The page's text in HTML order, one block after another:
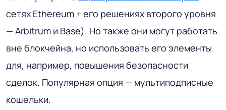
сетях Ethereum + его решениях второго уровня
— Arbitrum и Base). Но также они могут работать
вне блокчейна, но использовать его элементы
для, например, повышения безопасности
сделок. Популярная опция — мультиподписные
кошельки.